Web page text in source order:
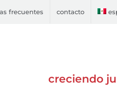
frecuentes contacto
creciendo